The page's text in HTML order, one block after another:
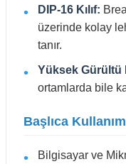
DIP-16 Kılıf:
üzerinde kolay
tanır.
Yüksek Gürültü
ortamlarda bile
Başlıca
Bilgisayar ve